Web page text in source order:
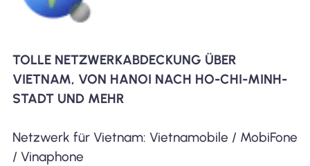
TOLLE NETZWERKABDECKUNG ÜBER
VIETNAM, VON HANOI NACH HO-CHI-MINH-
STADT UND MEHR
Netzwerk für Vietnam: Vietnamobile / MobiFone
/ Vinaphone